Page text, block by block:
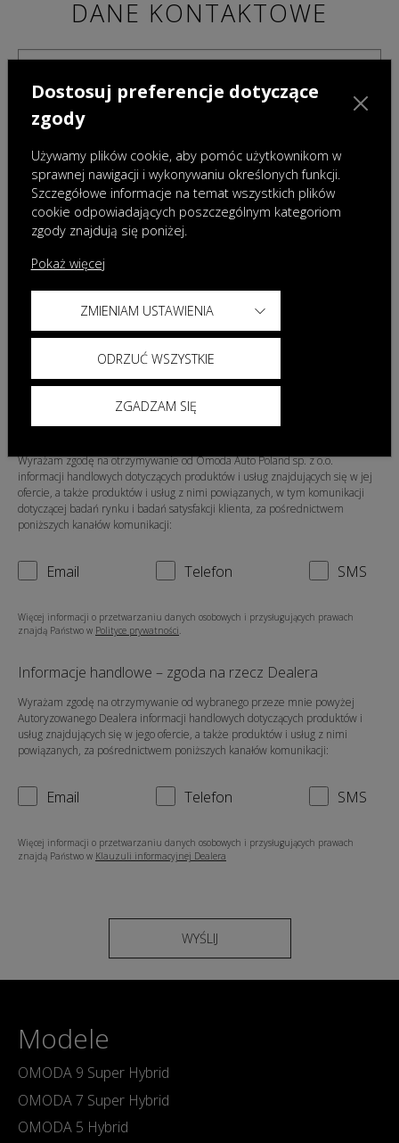
DANE KONTAKTOWE
Administratorami danych osobowych podanych w powyższym formularzu są Omoda
Auto Poland sp. z o.o. z siedzibą w Warszawie oraz wybrany przez Państwa Dealer.
informacji dotyczących przetwarzania danych znajdą Państwo w
Informacje handlowe – zgoda na rzecz Omoda Auto
Poland sp. z o.o.
Wyrażam zgodę na otrzymywanie od Omoda Auto Poland sp. z o.o.
informacji handlowych dotyczących produktów i usług znajdujących się w jej
ofercie, a także produktów i usług z nimi powiązanych, w tym komunikacji
dotyczącej badań rynku i badań satysfakcji klienta, za pośrednictwem
poniższych kanałów komunikacji:
Email Telefon SMS
Więcej informacji o przetwarzaniu danych osobowych i przysługujących prawach
znajdą Państwo w Polityce prywatności.
Informacje handlowe – zgoda na rzecz Dealera
Wyrażam zgodę na otrzymywanie od wybranego przeze mnie powyżej
Autoryzowanego Dealera informacji handlowych dotyczących produktów i
usług znajdujących się w jego ofercie, a także produktów i usług z nimi
powiązanych, za pośrednictwem poniższych kanałów komunikacji:
Email Telefon SMS
Więcej informacji o przetwarzaniu danych osobowych i przysługujących prawach
znajdą Państwo w Klauzuli informacyjnej Dealera
WYŚLIJ
Modele
OMODA 9 Super Hybrid
OMODA 7 Super Hybrid
OMODA 5 Hybrid
Dostosuj preferencje dotyczące
zgody
Używamy plików cookie, aby pomóc użytkownikom w
sprawnej nawigacji i wykonywaniu określonych funkcji.
Szczegółowe informacje na temat wszystkich plików
cookie odpowiadających poszczególnym kategoriom
zgody znajdują się poniżej.
Pokaż więcej
ZMIENIAM USTAWIENIA
ODRZUĆ WSZYSTKIE
ZGADZAM SIĘ